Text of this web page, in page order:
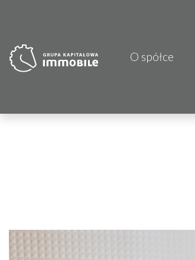
O spółce